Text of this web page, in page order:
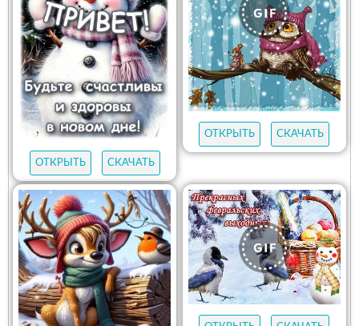
ОТКРЫТЬ СКАЧАТЬ
ОТКРЫТЬ СКАЧАТЬ